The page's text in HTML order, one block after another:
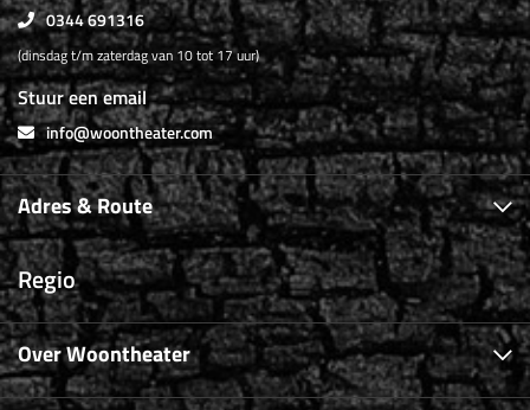
0344 691316
(dinsdag t/m zaterdag van 10 tot 17 uur)
Stuur een email
info@woontheater.com
Adres & Route
Regio
Over Woontheater